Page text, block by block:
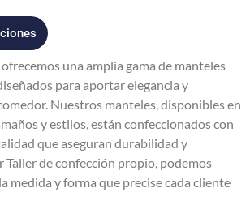
una amplia gama de manteles
para aportar elegancia y
Nuestros manteles, disponibles en
y estilos, están confeccionados con
que aseguran durabilidad y
Taller de confección propio, podemos
medida y forma que precise cada cliente